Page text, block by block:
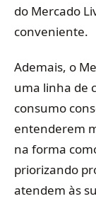
do Mercado
conveniente.
Ademais, o
uma linha de
consumo
entenderem
na forma
priorizando
atendem às